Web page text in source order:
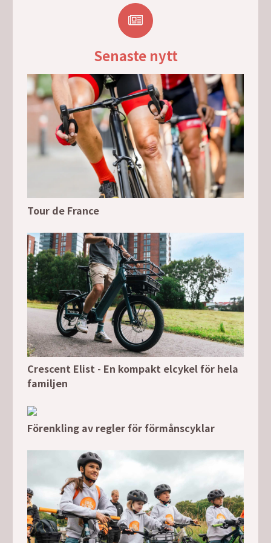
Senaste nytt
Tour de France
Crescent Elist - En kompakt elcykel för hela
familjen
Förenkling av regler för förmånscyklar